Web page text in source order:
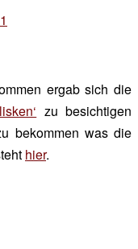
ergab sich die
zu besichtigen
bekommen was die
hier.